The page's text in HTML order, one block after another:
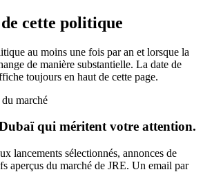
cette politique
au moins une fois par an et lorsque la
de manière substantielle. La date de
toujours en haut de cette page.
marché
qui méritent votre attention.
lancements sélectionnés, annonces de
aperçus du marché de JRE. Un email par